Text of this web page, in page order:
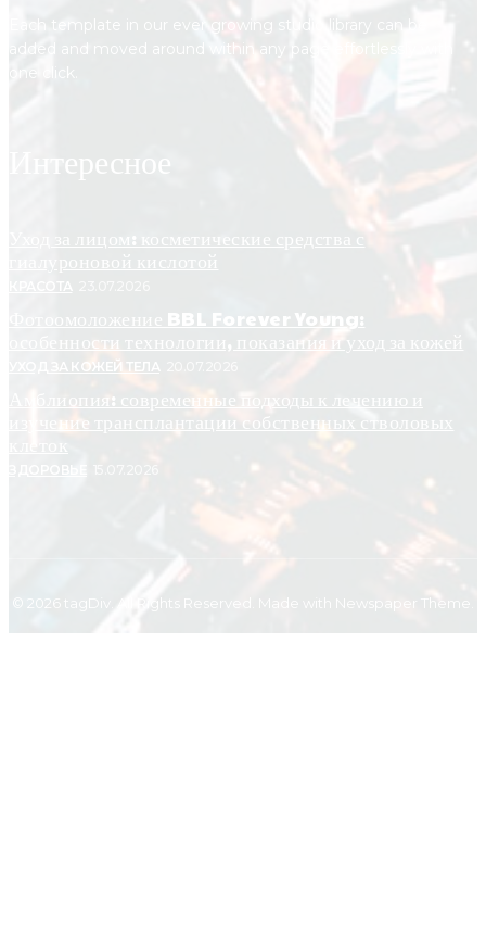
Each template in our ever growing studio library can be
added and moved around within any page effortlessly with
Интересное
Уход за лицом: косметические средства с
гиалуроновой кислотой
КРАСОТА
Фотоомоложение BBL Forever Young:
особенности технологии, показания и уход за кожей
УХОД ЗА КОЖЕЙ ТЕЛА
Амблиопия: современные подходы к лечению и
изучение трансплантации собственных стволовых
клеток
ЗДОРОВЬЕ
© 2026 tagDiv. All Rights Reserved. Made with Newspaper Theme.